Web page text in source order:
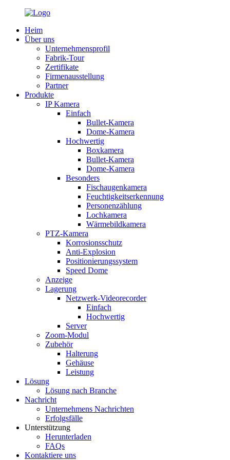
Heim
Über uns
Unternehmensprofil
Fabrik-Tour
Zertifikate
Firmenausstellung
Partner
Produkte
IP Kamera
Einfach
Bullet-Kamera
Dome-Kamera
Hochwertig
Boxkamera
Bullet-Kamera
Dome-Kamera
Besonders
Fischaugenkamera
Feuchtigkeitserkennung
Personenzählung
Lochkamera
Wärmebildkamera
PTZ-Kamera
Korrosionsschutz
Anti-Explosion
Positionierungssystem
Speed ​​Dome
Anzeige
Lagerung
Netzwerk-Videorecorder
Einfach
Hochwertig
Server
Zoom-Modul
Zubehör
Halterung
Gehäuse
Leistung
Lösung
Lösung nach Branche
Nachricht
Unternehmens Nachrichten
Erfolgsfälle
Unterstützung
Herunterladen
FAQs
Kontaktiere uns